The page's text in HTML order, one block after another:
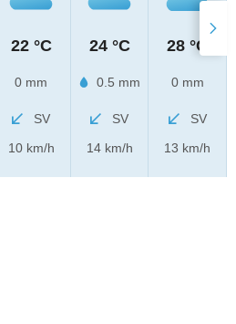
22 °C
0 mm
SV
10 km/h
24 °C
0.5 mm
SV
14 km/h
28 °C
0 mm
SV
13 km/h